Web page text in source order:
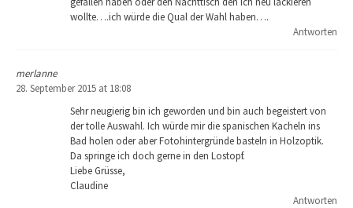
wollte….ich würde die Qual der Wahl haben….
Antworten
merlanne
28. September 2015 at 18:08
Sehr neugierig bin ich geworden und bin auch begeistert von
der tolle Auswahl. Ich würde mir die spanischen Kacheln ins
Bad holen oder aber Fotohintergründe basteln in Holzoptik.
Da springe ich doch gerne in den Lostopf.
Liebe Grüsse,
Claudine
Antworten